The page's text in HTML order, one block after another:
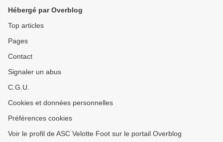
Hébergé par Overblog
Top articles
Pages
Contact
Signaler un abus
C.G.U.
Cookies et données personnelles
Préférences cookies
Voir le profil de ASC Velotte Foot sur le portail Overblog